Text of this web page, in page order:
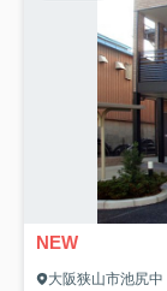
NEW
大阪狭山市池尻中